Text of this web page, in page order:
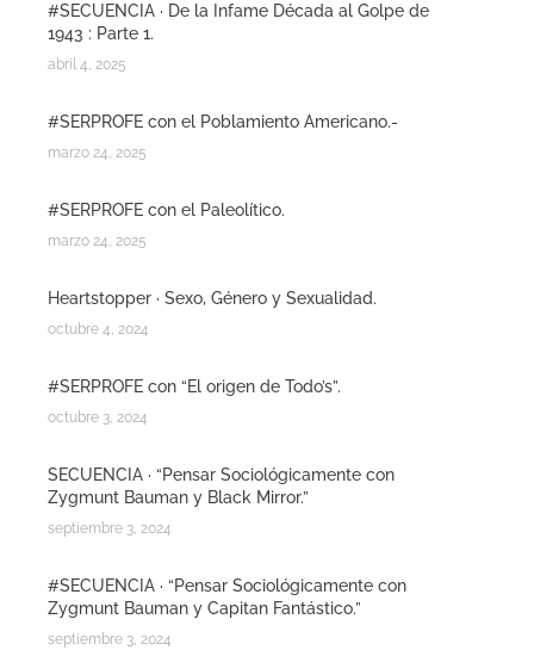
#SECUENCIA · De la Infame Década al Golpe de
1943 : Parte 1.
abril 4, 2025
#SERPROFE con el Poblamiento Americano.-
marzo 24, 2025
#SERPROFE con el Paleolítico.
marzo 24, 2025
Heartstopper · Sexo, Género y Sexualidad.
octubre 4, 2024
#SERPROFE con “El origen de Todo’s”.
octubre 3, 2024
SECUENCIA · “Pensar Sociológicamente con
Zygmunt Bauman y Black Mirror.”
septiembre 3, 2024
#SECUENCIA · “Pensar Sociológicamente con
Zygmunt Bauman y Capitan Fantástico.”
septiembre 3, 2024